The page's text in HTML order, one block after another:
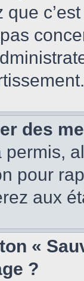
des
permis,
pour
aux
«
?